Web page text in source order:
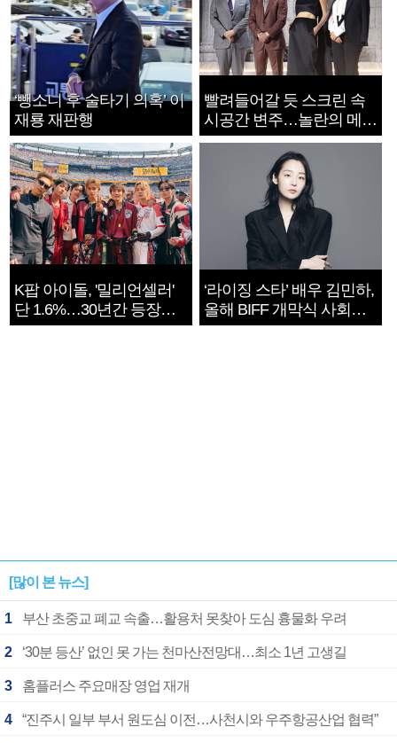
‘뺑소니 후 술타기 의혹’ 이
재룡 재판행
빨려들어갈 듯 스크린 속
시공간 변주…놀란의 메시
지는 ‘전쟁 속죄’
K팝 아이돌, '밀리언셀러'
단 1.6%…30년간 등장
1182개팀 전수조사
‘라이징 스타’ 배우 김민하,
올해 BIFF 개막식 사회자
확정
[많이 본 뉴스]
1 부산 초중교 폐교 속출…활용처 못찾아 도심 흉물화 우려
2 ‘30분 등산’ 없인 못 가는 천마산전망대…최소 1년 고생길
3 홈플러스 주요매장 영업 재개
4 “진주시 일부 부서 원도심 이전…사천시와 우주항공산업 협력”